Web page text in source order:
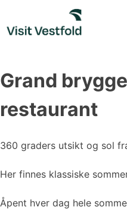
content
Grand
restaurant
360 graders utsikt og sol
Her finnes klassiske
Åpent hver dag hele